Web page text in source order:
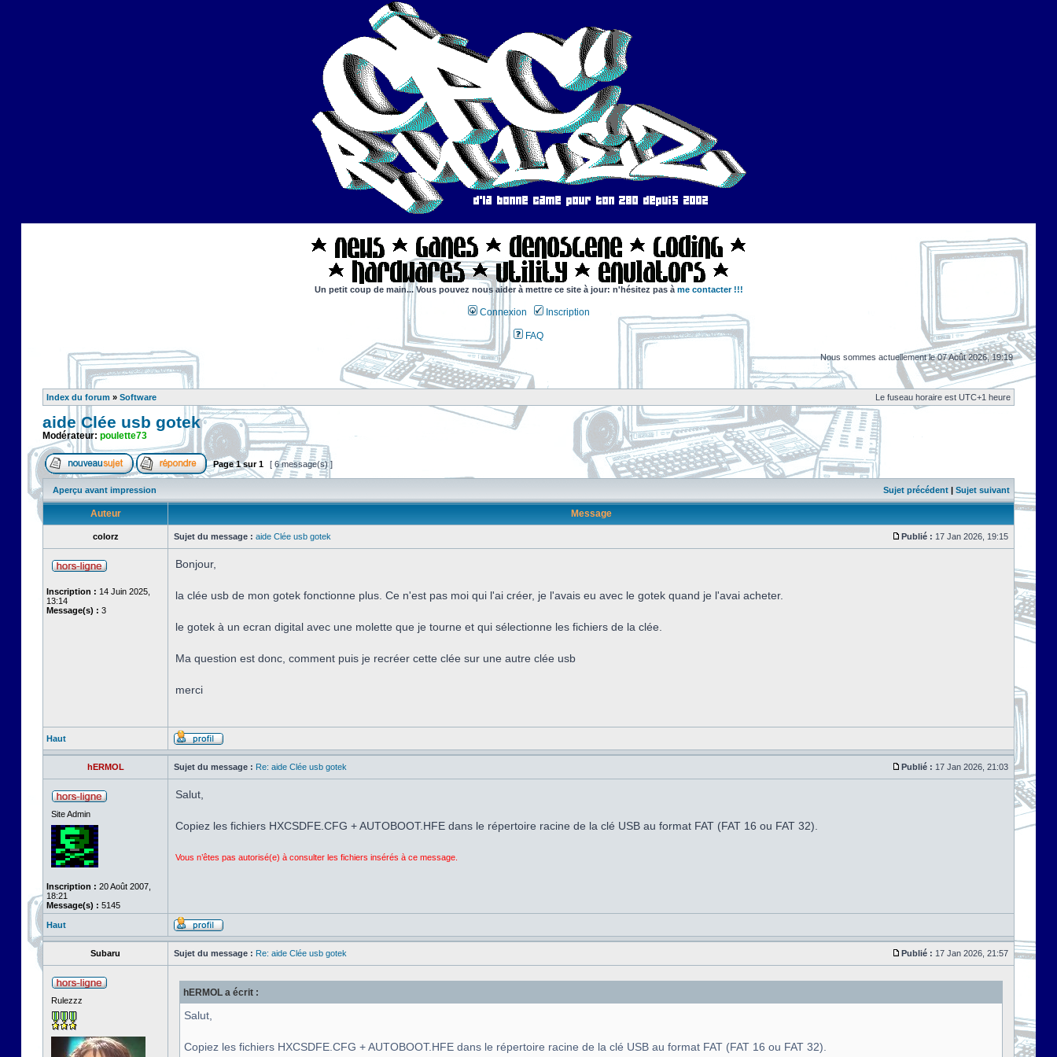
Un petit coup de main... Vous pouvez nous aider à mettre ce site à jour: n'hésitez pas à me contacter !!!
Connexion Inscription
FAQ
Nous sommes actuellement le 07 Août 2026, 19:19
Index du forum » Software Le fuseau horaire est UTC+1 heure
aide Clée usb gotek
Modérateur: poulette73
Page1sur1 [ 6 message(s) ]
Aperçu avant impression Sujet précédent | Sujet suivant
Auteur Message
colorz Sujet du message : aide Clée usb gotek Publié : 17 Jan 2026, 19:15
Inscription : 14 Juin 2025,
13:14
Message(s) : 3
Bonjour,
la clée usb de mon gotek fonctionne plus. Ce n'est pas moi qui l'ai créer, je l'avais eu avec le gotek quand je l'avai acheter.
le gotek à un ecran digital avec une molette que je tourne et qui sélectionne les fichiers de la clée.
Ma question est donc, comment puis je recréer cette clée sur une autre clée usb
merci
Haut
hERMOL Sujet du message : Re: aide Clée usb gotek Publié : 17 Jan 2026, 21:03
Site Admin
Inscription : 20 Août 2007,
18:21
Message(s) : 5145
Salut,
Copiez les fichiers HXCSDFE.CFG + AUTOBOOT.HFE dans le répertoire racine de la clé USB au format FAT (FAT 16 ou FAT 32).
Vous n’êtes pas autorisé(e) à consulter les fichiers insérés à ce message.
Haut
Subaru Sujet du message : Re: aide Clée usb gotek Publié : 17 Jan 2026, 21:57
Rulezzz
hERMOL a écrit :
Salut,
Copiez les fichiers HXCSDFE.CFG + AUTOBOOT.HFE dans le répertoire racine de la clé USB au format FAT (FAT 16 ou FAT 32).